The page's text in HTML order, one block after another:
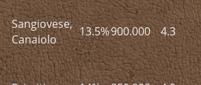
Sangiovese,
Canaiolo
13.5%900.000 4.3